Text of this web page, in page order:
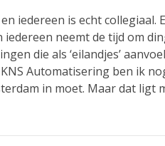
iedereen is echt collegiaal.
neemt de tijd om
die als ‘eilandjes’
Automatisering ben ik
in moet. Maar dat ligt